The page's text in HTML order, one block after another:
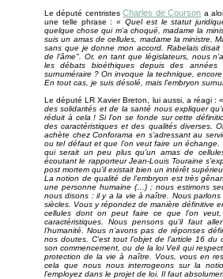
Le député centristesCharles de Courson a
une telle phrase :« Quel est le statut
quelque chose qui m’a choqué, madame la
suis un amas de cellules, madame la ministre.
sans que je donne mon accord. Rabelais
de l’âme". Or, en tant que législateurs, nous
les débats bioéthiques depuis des
surnuméraire ? On invoque la technique,
En tout cas, je suis désolé, mais l’embryon
Le député LR Xavier Breton, lui aussi, a réagi :
des solidarités et de la santé nous expliquer
réduit à cela ! Si l’on se fonde sur cette
des caractéristiques et des qualités diverses.
achète chez Conforama en s’adressant au
ou tel défaut et que l’on veut faire un
qui serait un peu plus qu’un amas de
écoutant le rapporteur Jean-Louis Touraine
post mortem qu’il existait bien un intérêt
La notion de qualité de l’embryon est très
une personne humaine (…) ; nous estimons
nous disons : il y a la vie à naître. Nous
siècles. Vous y répondez de manière définitive
cellules dont on peut faire ce que l’on
caractéristiques. Nous pensons qu’il faut
l’humanité. Nous n’avons pas de réponses
nos doutes. C’est tout l’objet de l’article 16
son commencement, ou de la loi Veil qui
protection de la vie à naître. Vous, vous en
cela que nous nous interrogeons sur la
l’employez dans le projet de loi. Il faut